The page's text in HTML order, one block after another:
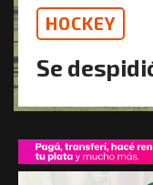
HOCKEY
Se